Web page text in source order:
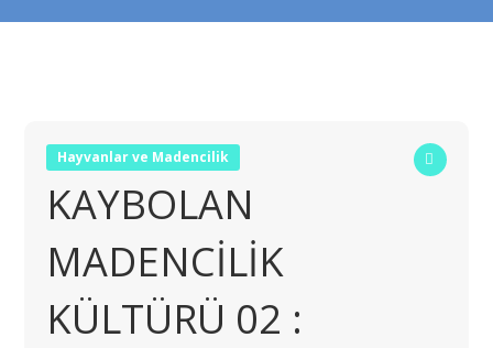
Hayvanlar ve Madencilik
KAYBOLAN
MADENCİLİK
KÜLTÜRÜ 02 :